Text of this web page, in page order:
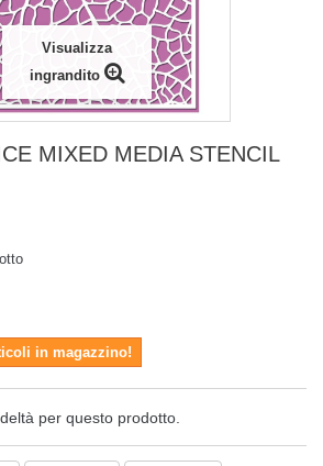
Visualizza
ingrandito
MIXED MEDIA STENCIL
in magazzino!
per questo prodotto.